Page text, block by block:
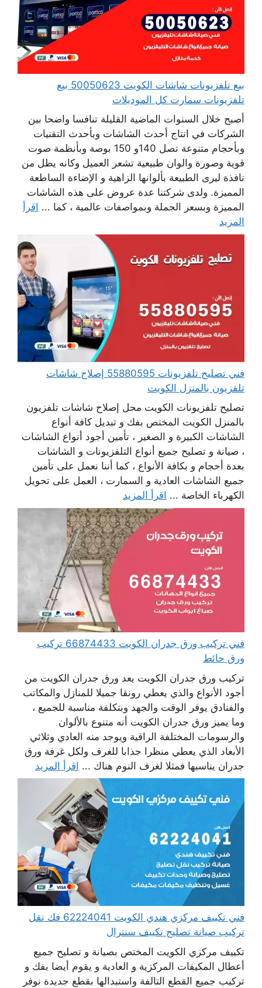
بيع تلفزيونات شاشات الكويت 50050623 بيع
تلفزيونات سمارت كل الموديلات
أصبح خلال السنوات الماضية القليلة تنافسا واضحا بين
الشركات في انتاج أحدث الشاشات وبأحدث التقنيات
وبأحجام متنوعة تصل 140و 150 بوصة وبأنظمة صوت
قوية وصورة والوان طبيعية تشعر العميل وكانه يطل من
نافذة ليرى الطبيعة بألوانها الزاهية و الإضاءة الساطعة
المميزة. ولدى شركتنا عدة عروض على هذه الشاشات
المميزة وبسعر الجملة وبمواصفات عالمية ، كما ... اقرأ
المزيد
فني تصليح تلفزيونات 55880595 إصلاح شاشات
تلفزيون بالمنزل الكويت
تصليح تلفزيونات الكويت محل إصلاح شاشات تلفزيون
بالمنزل الكويت المختص بفك و تبديل كافة أنواع
الشاشات الكبيرة و الصغير ، تأمين أجود أنواع الشاشات
، صيانة و تصليح جميع أنواع التلفزيونات و الشاشات
بعدة أحجام و بكافة الأنواع ، كما أننا نعمل على تأمين
جميع الشاشات العادية و السمارت ، العمل على تحويل
الكهرباء الخاصة ... اقرأ المزيد
فني تركيب ورق جدران الكويت 66874433 تركيب
ورق حائط
تركيب ورق جدران الكويت يعد ورق جدران الكويت من
أجود الأنواع والذي يعطي رونقا جميلا للمنازل والمكاتب
والفنادق يوفر الوقت والجهد وبتكلفة مناسبة للجميع ،
وما يميز ورق جدران الكويت أنه متنوع بالألوان
والرسومات المختلفة الراقية ويوجد منه العادي وثلاثي
الأبعاد الذي يعطي منظرا جذابا للغرف ولكل غرفة ورق
جدران يناسبها فمثلا لغرف النوم هناك ... اقرأ المزيد
فني تكييف مركزي هندي الكويت 62224041 فك نقل
تركيب صيانة تصليح تكييف سنترال
تكييف مركزي الكويت المختص بصيانة و تصليح جميع
أعطال المكيفات المركزية و العادية و يقوم أيضا بفك و
تركيب جميع القطع التالفة واستبدالها بقطع جديدة نوفر